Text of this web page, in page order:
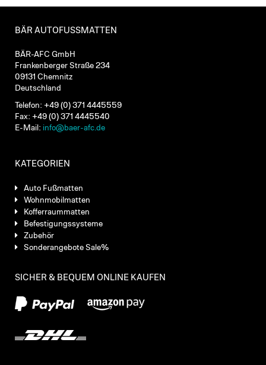
BÄR AUTOFUSSMATTEN
BÄR-AFC GmbH
Frankenberger Straße 234
09131 Chemnitz
Deutschland
Telefon: +49 (0) 371 4445559
Fax: +49 (0) 371 4445540
E-Mail: info@baer-afc.de
KATEGORIEN
Auto Fußmatten
Wohnmobilmatten
Kofferraummatten
Befestigungssysteme
Zubehör
Sonderangebote Sale%
SICHER & BEQUEM ONLINE KAUFEN